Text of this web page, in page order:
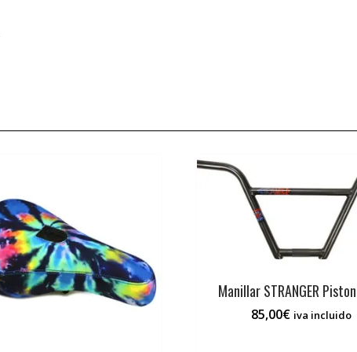
Manillar STRANGER
85,00€ iva incluido